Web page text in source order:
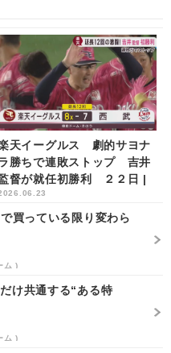
天イーグルス 劇的サヨナ
勝ちで連敗ストップ 吉井
督が就任初勝利 ２２日 |
東日本放送
買っている限り変わら
ム )
け共通する“ある特
ム )